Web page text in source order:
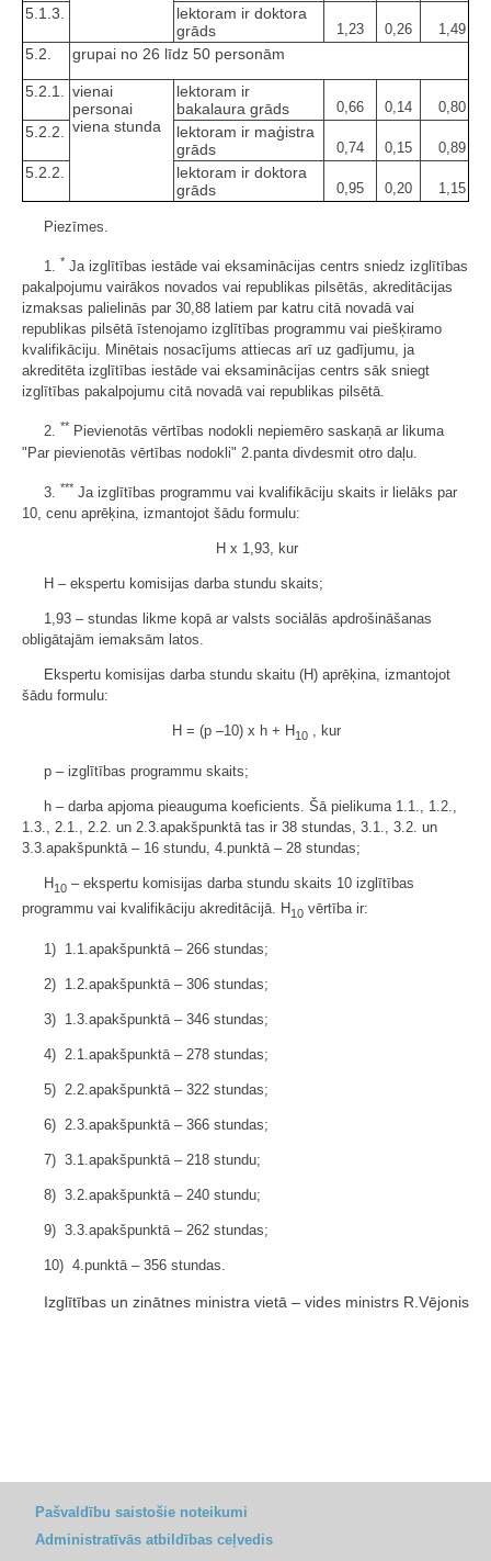
5.1.3.
lektoram ir doktora
grāds
1,23 0,26 1,49
5.2. grupai no 26 līdz 50 personām
5.2.1.
vienai
personai
viena stunda
lektoram ir
bakalaura grāds
0,66 0,14 0,80
5.2.2.
lektoram ir maģistra
grāds
0,74 0,15 0,89
5.2.2.
lektoram ir doktora
grāds
0,95 0,20 1,15
Piezīmes.
1. * Ja izglītības iestāde vai eksaminācijas centrs sniedz izglītības
pakalpojumu vairākos novados vai republikas pilsētās, akreditācijas
izmaksas palielinās par 30,88 latiem par katru citā novadā vai
republikas pilsētā īstenojamo izglītības programmu vai piešķiramo
kvalifikāciju. Minētais nosacījums attiecas arī uz gadījumu, ja
akreditēta izglītības iestāde vai eksaminācijas centrs sāk sniegt
izglītības pakalpojumu citā novadā vai republikas pilsētā.
2. ** Pievienotās vērtības nodokli nepiemēro saskaņā ar likuma
"Par pievienotās vērtības nodokli" 2.panta divdesmit otro daļu.
3. *** Ja izglītības programmu vai kvalifikāciju skaits ir lielāks par
10, cenu aprēķina, izmantojot šādu formulu:
H x 1,93, kur
H – ekspertu komisijas darba stundu skaits;
1,93 – stundas likme kopā ar valsts sociālās apdrošināšanas
obligātajām iemaksām latos.
Ekspertu komisijas darba stundu skaitu (H) aprēķina, izmantojot
šādu formulu:
H = (p –10) x h + H 10 , kur
p – izglītības programmu skaits;
h – darba apjoma pieauguma koeficients. Šā pielikuma 1.1., 1.2.,
1.3., 2.1., 2.2. un 2.3.apakšpunktā tas ir 38 stundas, 3.1., 3.2. un
3.3.apakšpunktā – 16 stundu, 4.punktā – 28 stundas;
H10 – ekspertu komisijas darba stundu skaits 10 izglītības
programmu vai kvalifikāciju akreditācijā. H 10 vērtība ir:
1) 1.1.apakšpunktā – 266 stundas;
2) 1.2.apakšpunktā – 306 stundas;
3) 1.3.apakšpunktā – 346 stundas;
4) 2.1.apakšpunktā – 278 stundas;
5) 2.2.apakšpunktā – 322 stundas;
6) 2.3.apakšpunktā – 366 stundas;
7) 3.1.apakšpunktā – 218 stundu;
8) 3.2.apakšpunktā – 240 stundu;
9) 3.3.apakšpunktā – 262 stundas;
10) 4.punktā – 356 stundas.
Izglītības un zinātnes ministra vietā – vides ministrs R.Vējonis
Pašvaldību saistošie noteikumi
Administratīvās atbildības ceļvedis